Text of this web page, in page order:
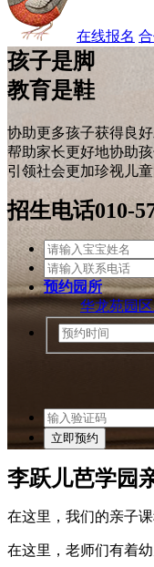
在线报名
孩子是脚
教育是鞋
协助更多孩子获得良
帮助家长更好地协助
引领社会更加珍视儿
招生电话010-
预约园所
华龙苑园区
李跃儿芭学园
在这里，我们的亲子
在这里，老师们有着